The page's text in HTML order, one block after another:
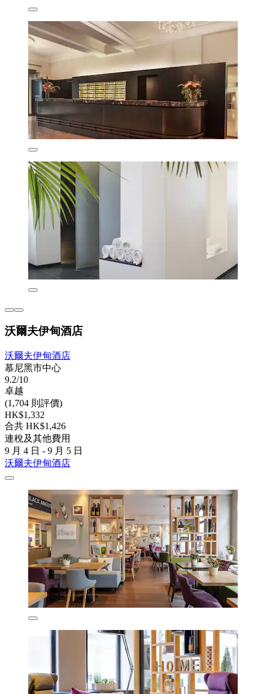
沃爾夫伊甸酒店
沃爾夫伊甸酒店
慕尼黑市中心
9.2/10
卓越
(1,704 則評價)
HK$1,332
合共 HK$1,426
連稅及其他費用
9 月 4 日 - 9 月 5 日
沃爾夫伊甸酒店